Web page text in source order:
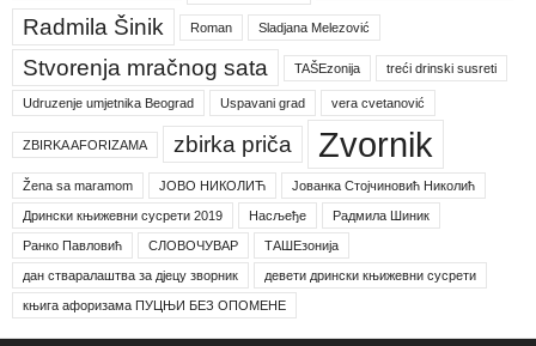
Radmila Šinik Roman Sladjana Melezović
Stvorenja mračnog sata TAŠEzonija treći drinski susreti
Udruzenje umjetnika Beograd Uspavani grad vera cvetanović
ZBIRKA AFORIZAMA zbirka priča Zvornik
Žena sa maramom ЈОВО НИКОЛИЋ Јованка Стојчиновић Николић
Дрински књижевни сусрети 2019 Насљеђе Радмила Шиник
Ранко Павловић СЛОВОЧУВАР ТАШЕзонија
дан стваралаштва за дјецу зворник девети дрински књижевни сусрети
књига афоризама ПУЦЊИ БЕЗ ОПОМЕНЕ